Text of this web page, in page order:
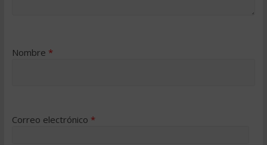
Nombre *
Correo electrónico *